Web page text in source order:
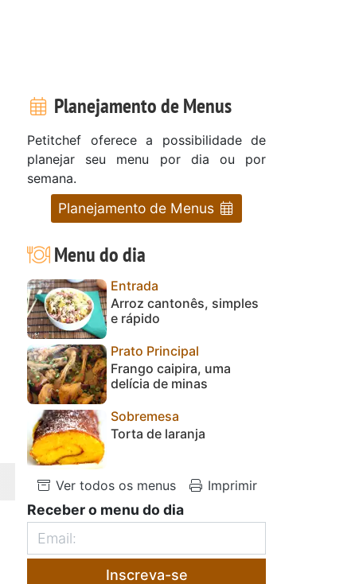
Planejamento de Menus
Petitchef oferece a possibilidade de
planejar seu menu por dia ou por
semana.
Planejamento de Menus
Menu do dia
Entrada
Arroz cantonês, simples
e rápido
Prato Principal
Frango caipira, uma
delícia de minas
Sobremesa
Torta de laranja
Ver todos os menus Imprimir
Receber o menu do dia
Inscreva-se